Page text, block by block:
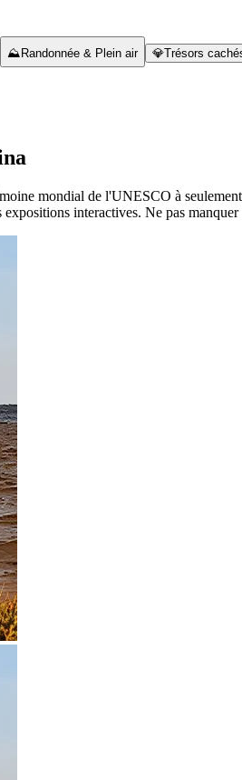
⛰️ Randonnée & Plein air 💎Trésors
mondial de l'UNESCO à
interactives. Ne pas